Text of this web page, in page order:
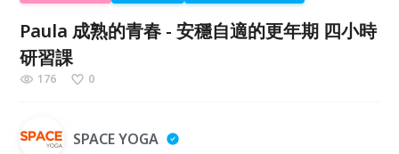
Paula 成熟的青春 - 安穩自適的更年期 四小時
研習課
176 0
SPACE YOGA